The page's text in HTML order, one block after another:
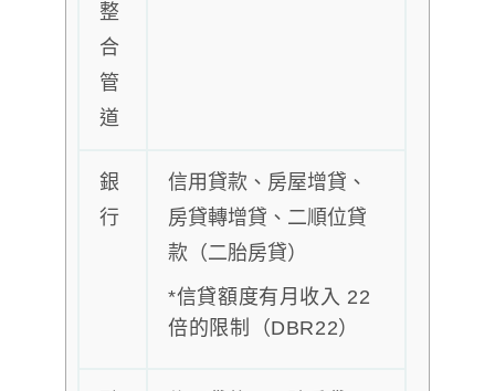
整
合
管
道
銀
行
信用貸款、房屋增貸、
房貸轉增貸、二順位貸
款（二胎房貸）
*信貸額度有月收入 22
倍的限制（DBR22）